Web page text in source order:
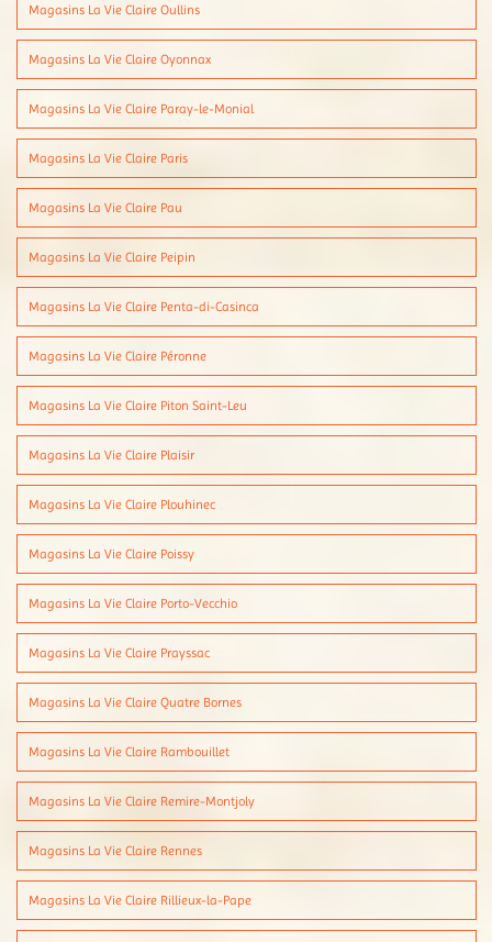
Magasins La Vie Claire Oullins
Magasins La Vie Claire Oyonnax
Magasins La Vie Claire Paray-le-Monial
Magasins La Vie Claire Paris
Magasins La Vie Claire Pau
Magasins La Vie Claire Peipin
Magasins La Vie Claire Penta-di-Casinca
Magasins La Vie Claire Péronne
Magasins La Vie Claire Piton Saint-Leu
Magasins La Vie Claire Plaisir
Magasins La Vie Claire Plouhinec
Magasins La Vie Claire Poissy
Magasins La Vie Claire Porto-Vecchio
Magasins La Vie Claire Prayssac
Magasins La Vie Claire Quatre Bornes
Magasins La Vie Claire Rambouillet
Magasins La Vie Claire Remire-Montjoly
Magasins La Vie Claire Rennes
Magasins La Vie Claire Rillieux-la-Pape